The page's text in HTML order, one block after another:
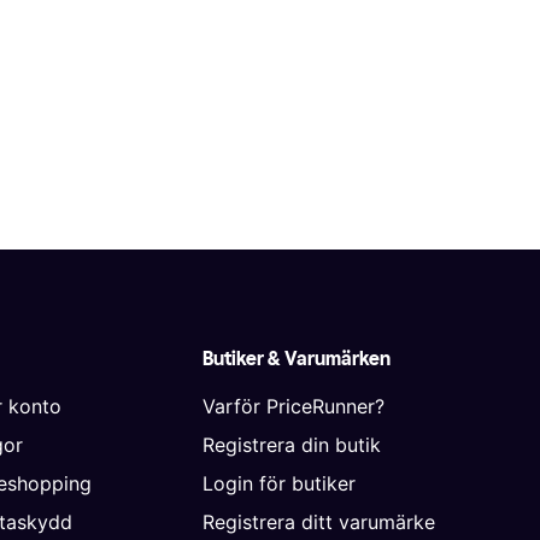
konto
Butiker & Varumärken
Varför PriceRunner?
Registrera din butik
Login för butiker
Registrera ditt varumärke